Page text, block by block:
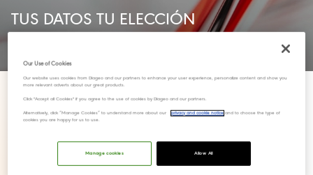
TUS DATOS TU ELECCIÓN
Our Use of Cookies
Our website uses cookies from Diageo and our partners to enhance your user experience, personalize content and show you
more relevant adverts about our great products.
Click "Accept all Cookies" if you agree to the use of cookies by Diageo and our partners.
Alternatively, click “Manage Cookies” to understand more about our privacy and cookie notice and to choose the type of
cookies you are happy for us to use.
Allow All
Manage cookies